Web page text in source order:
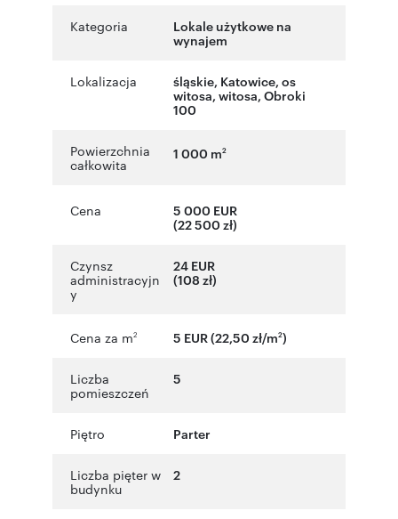
Kategoria
Lokale użytkowe na
wynajem
Lokalizacja śląskie, Katowice, os
witosa, witosa, Obroki
100
Powierzchnia
całkowita
1 000 m2
Cena
5 000 EUR
(22 500 zł)
Czynsz
administracyjn
y
24 EUR
(108 zł)
Cena za m2 5 EUR (22,50 zł/m2)
Liczba
pomieszczeń
5
Piętro Parter
Liczba pięter w
budynku
2